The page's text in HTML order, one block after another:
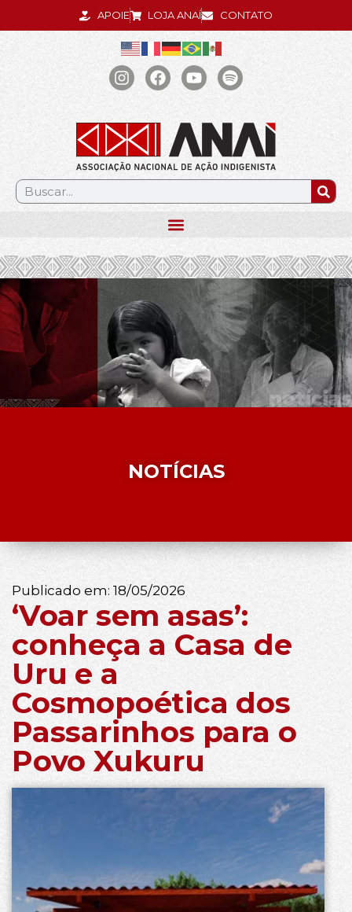
APOIE LOJA ANAÍ CONTATO
.
NOTÍCIAS
Publicado em: 18/05/2026
‘Voar sem asas’:
conheça a Casa de
Uru e a
Cosmopoética dos
Passarinhos para o
Povo Xukuru